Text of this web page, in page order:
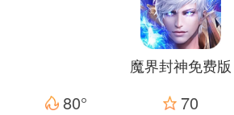
魔界封神免费版
80° 70